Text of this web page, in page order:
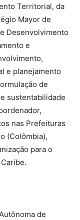
Territorial, da
Mayor de
Desenvolvimento
e
e planejamento
de
sustentabilidade
nas Prefeituras
(Colômbia),
para o
de